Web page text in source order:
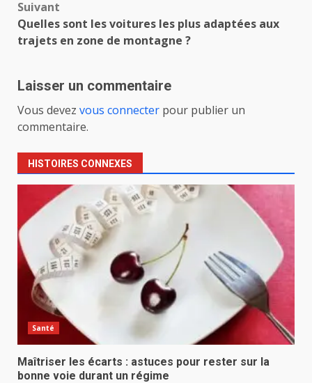
Suivant
Quelles sont les voitures les plus adaptées aux
trajets en zone de montagne ?
Laisser un commentaire
Vous devez vous connecter pour publier un
commentaire.
HISTOIRES CONNEXES
Santé
Maîtriser les écarts : astuces pour rester sur la
bonne voie durant un régime